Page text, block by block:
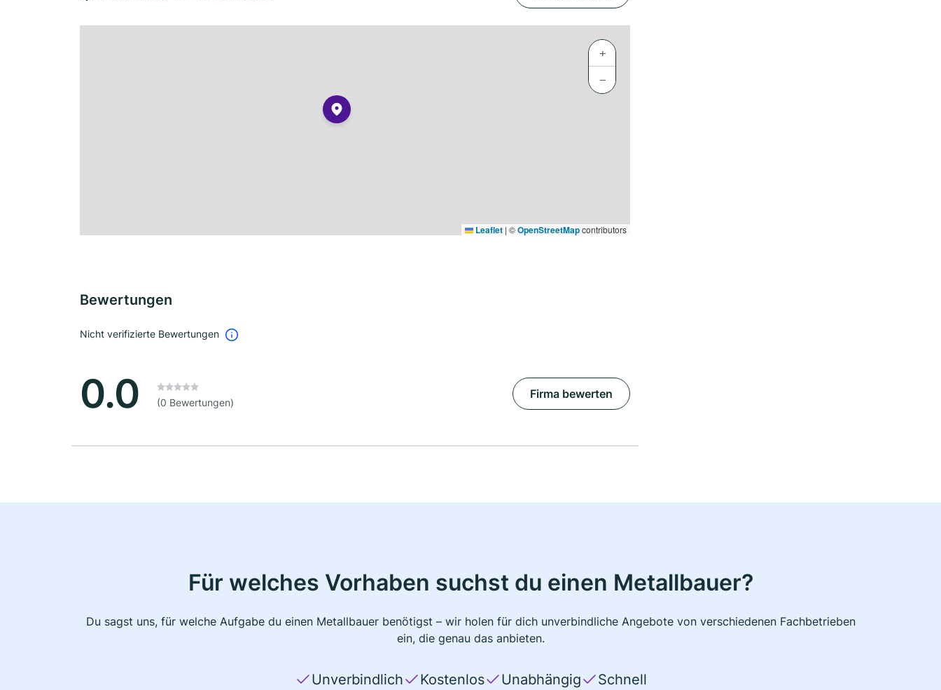
+
−
Leaflet | ©OpenStreetMapcontributors
Bewertungen
Nicht verifizierte Bewertungen
0.0 (0 Bewertungen)
Firma bewerten
Für welches Vorhaben suchst du einen Metallbauer?
Du sagst uns, für welche Aufgabe du einen Metallbauer benötigst – wir holen für dich unverbindliche Angebote von verschiedenen Fachbetrieben
ein, die genau das anbieten.
Unverbindlich Kostenlos Unabhängig Schnell